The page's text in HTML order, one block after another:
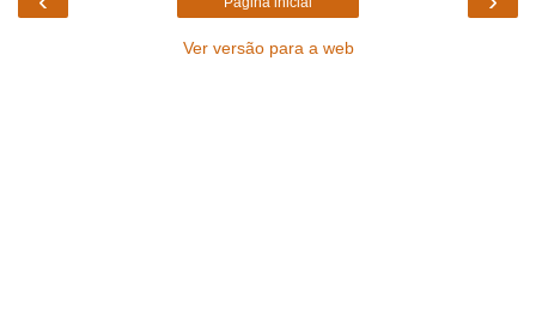
Ver versão para a web